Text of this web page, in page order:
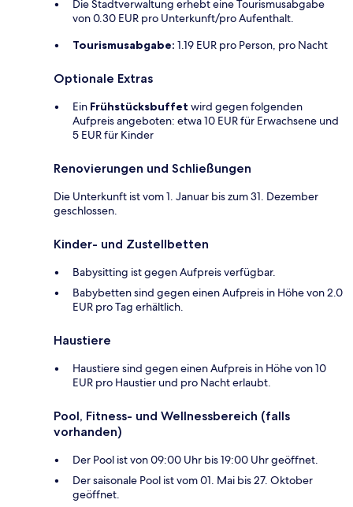
Die Stadtverwaltung erhebt eine Tourismusabgabe
von 0.30 EUR pro Unterkunft/pro Aufenthalt.
Tourismusabgabe: 1.19 EUR pro Person, pro Nacht
Optionale Extras
Ein Frühstücksbuffet wird gegen folgenden
Aufpreis angeboten: etwa 10 EUR für Erwachsene und
5 EUR für Kinder
Renovierungen und Schließungen
Die Unterkunft ist vom 1. Januar bis zum 31. Dezember
geschlossen.
Kinder- und Zustellbetten
Babysitting ist gegen Aufpreis verfügbar.
Babybetten sind gegen einen Aufpreis in Höhe von 2.0
EUR pro Tag erhältlich.
Haustiere
Haustiere sind gegen einen Aufpreis in Höhe von 10
EUR pro Haustier und pro Nacht erlaubt.
Pool, Fitness- und Wellnessbereich (falls
vorhanden)
Der Pool ist von 09:00 Uhr bis 19:00 Uhr geöffnet.
Der saisonale Pool ist vom 01. Mai bis 27. Oktober
geöffnet.